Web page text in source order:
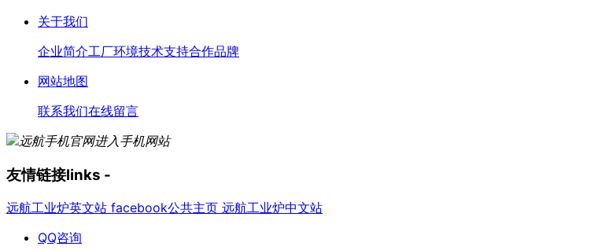
关于我们
企业简介工厂环境技术支持合作品牌
网站地图
联系我们在线留言
进入手机网站
友情链接links -
远航工业炉英文站 facebook公共主页 远航工业炉中文站
QQ咨询